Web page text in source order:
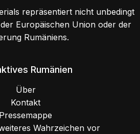
repräsentiert nicht unbedingt
Europäischen Union oder der
Rumäniens.
Rumänien
Über
Kontakt
Pressemappe
Wahrzeichen vor